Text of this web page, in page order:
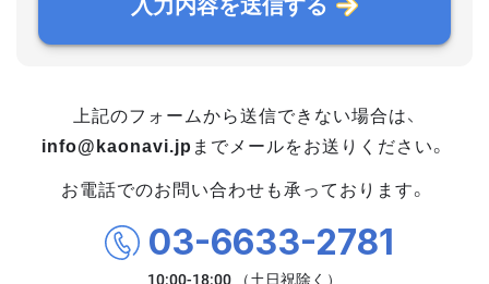
上記のフォームから送信できない場合は、
info@kaonavi.jp までメールをお送りください。
お電話でのお問い合わせも承っております。
03-6633-2781